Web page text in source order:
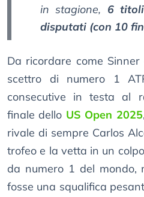
in stagione, 6
disputati (con 10
Da ricordare come
scettro di numero 1
consecutive in testa al
finale dello US Open 2025
rivale di sempre Carlos
trofeo e la vetta in un
da numero 1 del mondo,
fosse una squalifica